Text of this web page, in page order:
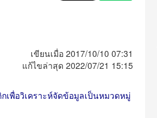
เขียนเมื่อ 2017/10/10 07:31
แก้ไขล่าสุด 2022/07/21 15:15
เพื่อวิเคราะห์จัดข้อมูลเป็นหมวดหมู่